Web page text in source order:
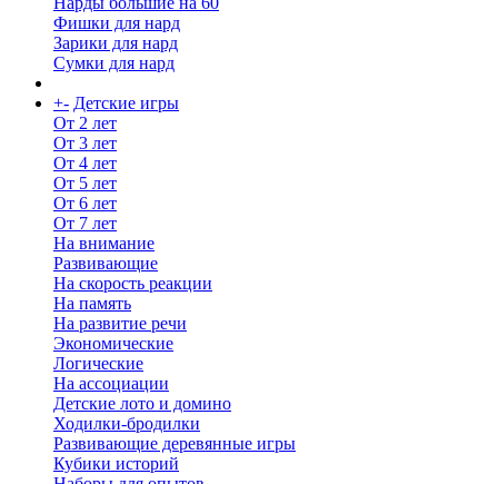
Фишки для нард
Зарики для нард
Сумки для нард
+- Детские игры
От 2 лет
От 3 лет
От 4 лет
От 5 лет
От 6 лет
От 7 лет
На внимание
Развивающие
На скорость реакции
На память
На развитие речи
Экономические
Логические
На ассоциации
Детские лото и домино
Ходилки-бродилки
Развивающие деревянные игры
Кубики историй